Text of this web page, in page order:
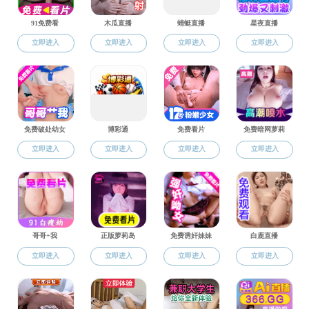
科研
转发：关于做好2022年度教育部高等学校科学研
关于转发科技部科技创新2030—“新一代人工智能
杭州师范大学关于印发科研经费使用若干补充规
杭州师范大学关于印发省优势特色学科建设经费